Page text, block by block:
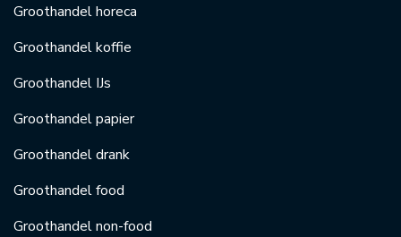
Groothandel horeca
Groothandel koffie
Groothandel IJs
Groothandel papier
Groothandel drank
Groothandel food
Groothandel non-food